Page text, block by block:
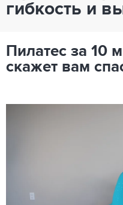
гибкость и
Пилатес за 10
скажет вам